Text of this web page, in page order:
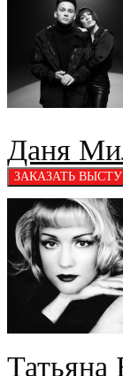
Даня
Татьяна